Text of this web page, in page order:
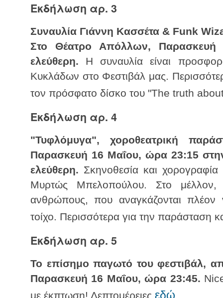
Εκδήλωση αρ. 3
Συναυλία Γιάννη Κασσέτα & Funk
Στο Θέατρο Απόλλων,
ελεύθερη. Η συναυλία είναι
Κυκλάδων στο Φεστιβάλ μας.
τον πρόσφατο δίσκο του "The truth
Εκδήλωση αρ. 4
"Τυφλόμυγα", χοροθεατρική
Παρασκευή 16 Μαΐου, ώρα 23:15
ελεύθερη. Σκηνοθεσία και
Μυρτώς Μπελοπούλου. Στο μέλλον,
ανθρώπους, που αναγκάζονται
τοίχο. Περισσότερα για την παράσταση
Εκδήλωση αρ. 5
Το επίσημο παγωτό του φεστιβάλ,
Παρασκευή 16 Μαΐου, ώρα 23:45.
με έκπτωση! Λεπτομέρειες εδώ